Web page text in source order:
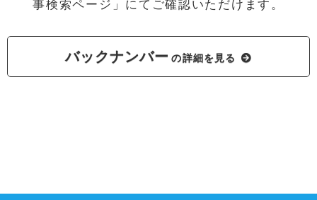
事検索ページ」にてご確認いただけます。
バックナンバー の詳細を見る